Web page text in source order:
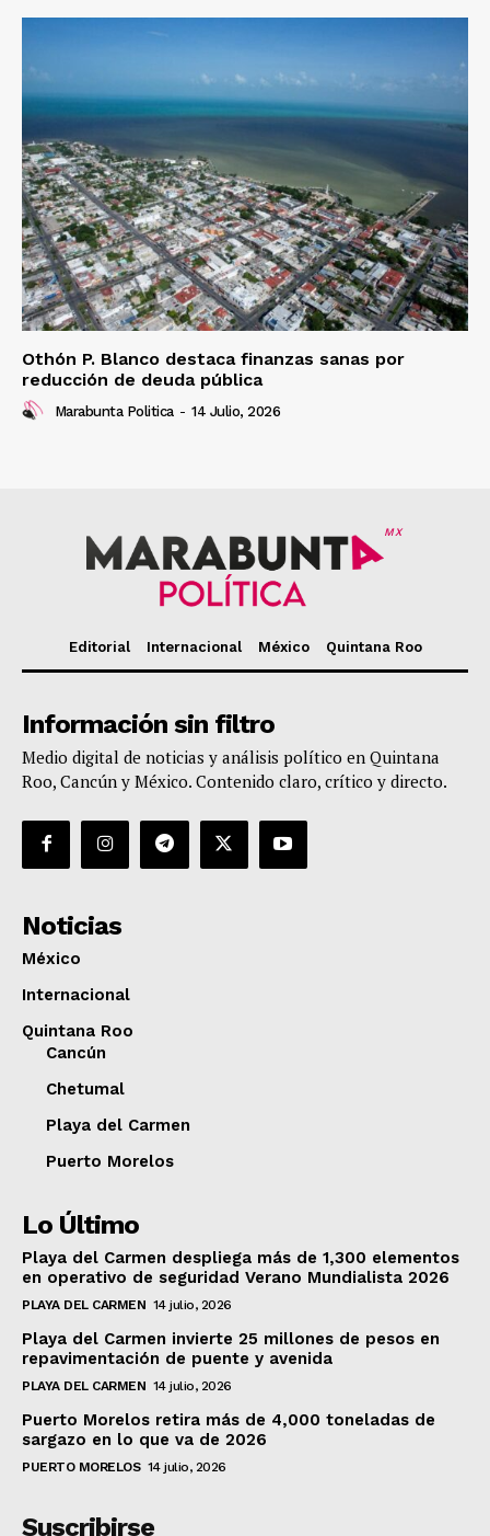
Othón P. Blanco destaca finanzas sanas por
reducción de deuda pública
Marabunta Politica - 14 Julio, 2026
MX
Editorial Internacional México Quintana Roo
Información sin filtro
Medio digital de noticias y análisis político en Quintana
Roo, Cancún y México. Contenido claro, crítico y directo.
Noticias
México
Internacional
Quintana Roo
Cancún
Chetumal
Playa del Carmen
Puerto Morelos
Lo Último
Playa del Carmen despliega más de 1,300 elementos
en operativo de seguridad Verano Mundialista 2026
PLAYA DEL CARMEN 14 julio, 2026
Playa del Carmen invierte 25 millones de pesos en
repavimentación de puente y avenida
PLAYA DEL CARMEN 14 julio, 2026
Puerto Morelos retira más de 4,000 toneladas de
sargazo en lo que va de 2026
PUERTO MORELOS 14 julio, 2026
Suscribirse